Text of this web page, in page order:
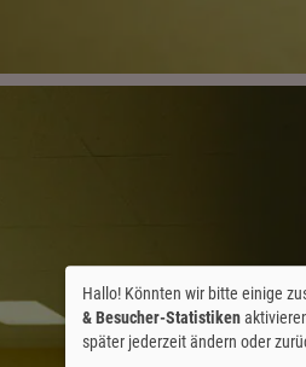
Hallo! Könnten wir bitte einige
& Besucher-Statistiken
später jederzeit ändern oder